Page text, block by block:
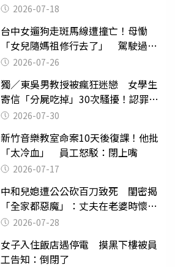
2026-07-18
台中女遛狗走斑馬線遭撞亡！母慟
「女兒隨媽祖修行去了」 駕駛過失
致死判9月
2026-07-26
獨／東吳男教授被瘋狂迷戀 女學生
寄信「分屍吃掉」30次騷擾！認罪免
關 2026-07-30
新竹音樂教室命案10天後復課！他批
「太冷血」 員工怒駁：閉上嘴
2026-07-17
中和兒媳遭公公砍百刀致死 閨密揭
「全家都惡魔」：丈夫在老婆時懷孕
摔東西
2026-07-28
女子入住飯店遇停電 摸黑下樓被員
工告知：倒閉了